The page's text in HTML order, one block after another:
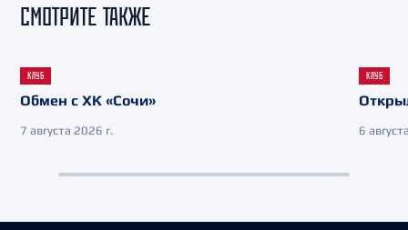
СМОТРИТЕ ТАКЖЕ
КЛУБ
Обмен с ХК «Сочи»
7 августа 2026 г.
КЛУБ
6